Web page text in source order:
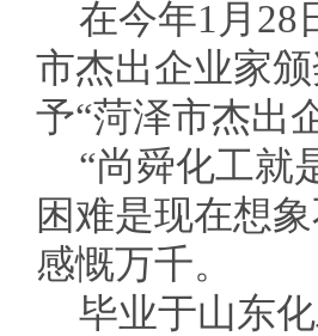
在今年1月28
市杰出企业家
予“菏泽市杰出
“尚舜化工就
困难是现在想
感慨万千。
毕业于山东